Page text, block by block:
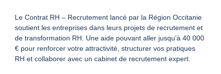
Le Contrat RH – Recrutement lancé par la Région Occitanie
soutient les entreprises dans leurs projets de recrutement et
de transformation RH. Une aide pouvant aller jusqu’à 40 000
€ pour renforcer votre attractivité, structurer vos pratiques
RH et collaborer avec un cabinet de recrutement expert.